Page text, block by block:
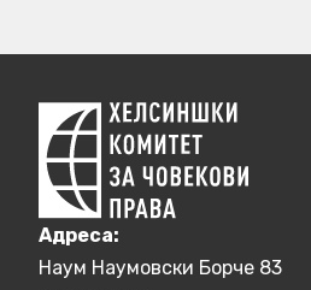
Aдреса:
Наум Наумовски Борче 83